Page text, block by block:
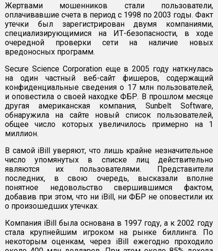
Жертвами мошенников стали пользователи,
оплачивавшие счета в период с 1998 по 2003 годы. Факт
утечки был зарегистрирован двумя компаниями,
специализирующимися на ИТ-безопасности, в ходе
очередной проверки сети на наличие новых
вредоносных программ.
Secure Science Corporation еще в 2005 году наткнулась
на один частный веб-сайт фишеров, содержащий
конфиденциальные сведения о 17 млн пользователей,
и оповестила о своей находке ФБР. В прошлом месяце
другая американская компания, Sunbelt Software,
обнаружила на сайте новый список пользователей,
общее число которых увеличилось примерно на 1
миллион.
В самой iBill уверяют, что лишь крайне незначительное
число упомянутых в списке лиц действительно
являются их пользователями. Представители
последних, в свою очередь, высказали вполне
понятное недовольство свершившимся фактом,
добавив при этом, что ни iBill, ни ФБР не оповестили их
о произошедших утечках.
Компания iBill была основана в 1997 году, а к 2002 году
стала крупнейшим игроком на рынке биллинга. По
некоторым оценкам, через iBill ежегодно проходило